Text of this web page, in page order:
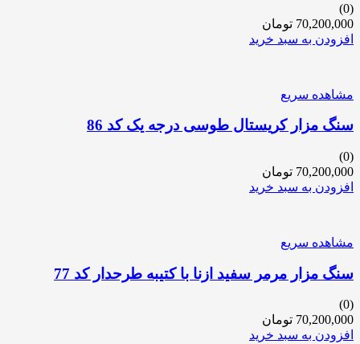
(0)
70,200,000 تومان
افزودن به سبد خرید
مشاهده سریع
سنگ مزار کریستال طوسی درجه یک کد 86
(0)
70,200,000 تومان
افزودن به سبد خرید
مشاهده سریع
سنگ مزار مرمر سفید ازنا با کتیبه طرحدار کد 77
(0)
70,200,000 تومان
افزودن به سبد خرید